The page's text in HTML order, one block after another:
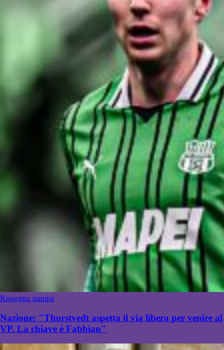
Rassegna stampa
Nazione: "Thorstvedt aspetta il via libera per venire al
VP. La chiave è Fabbian"